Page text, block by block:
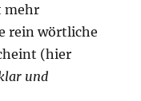
mehr
rein wörtliche
(hier
und